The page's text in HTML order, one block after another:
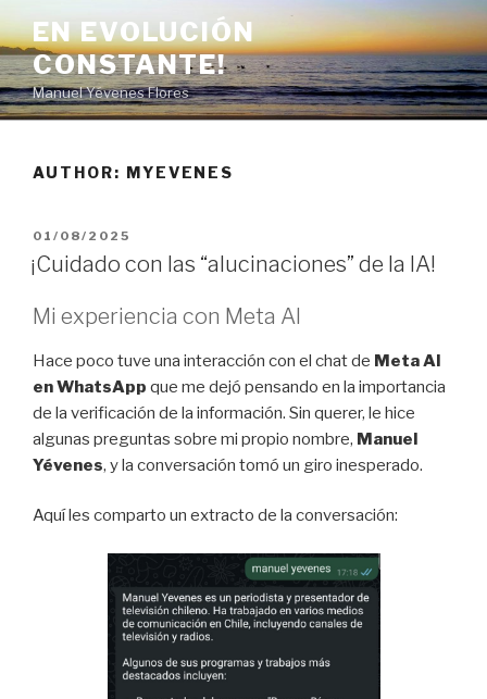
to
content
EN EVOLUCIÓN
CONSTANTE!
Manuel Yévenes Flores
AUTHOR: MYEVENES
POSTED
ON
01/08/2025
¡Cuidado con las “alucinaciones” de la IA!
Mi experiencia con Meta AI
Hace poco tuve una interacción con el chat de Meta AI
en WhatsApp que me dejó pensando en la importancia
de la verificación de la información. Sin querer, le hice
algunas preguntas sobre mi propio nombre, Manuel
Yévenes, y la conversación tomó un giro inesperado.
Aquí les comparto un extracto de la conversación: